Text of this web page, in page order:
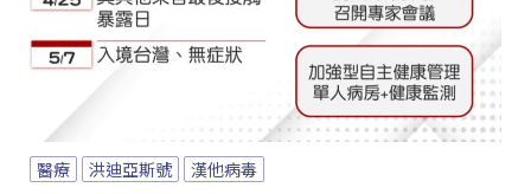
醫療 洪迪亞斯號 漢他病毒